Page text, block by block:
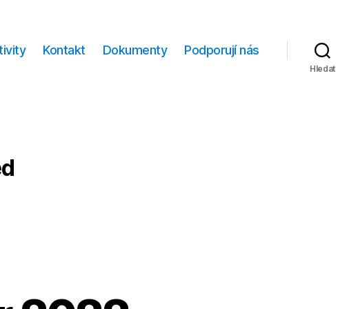
Kontakt Dokumenty Podporují nás
Hledat